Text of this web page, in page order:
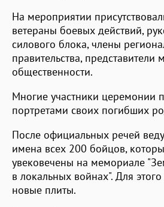
На мероприятии
ветераны боевых действий,
силового блока, члены
правительства, представители
общественности.
Многие участники церемонии
портретами своих погибших
После официальных речей
имена всех 200 бойцов,
увековечены на мемориале
в локальных войнах". Для
новые плиты.